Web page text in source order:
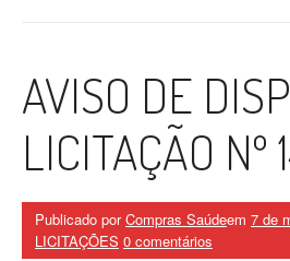
AVISO DE
LICITAÇÃO
Publicado porCompras Saúdeem 7 de
LICITAÇÕES 0 comentários